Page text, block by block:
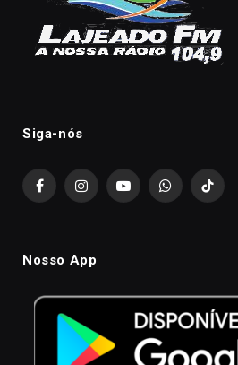
Siga-nós
FacebookInstagramYouTubeWhatsAppTikTok
Nosso App